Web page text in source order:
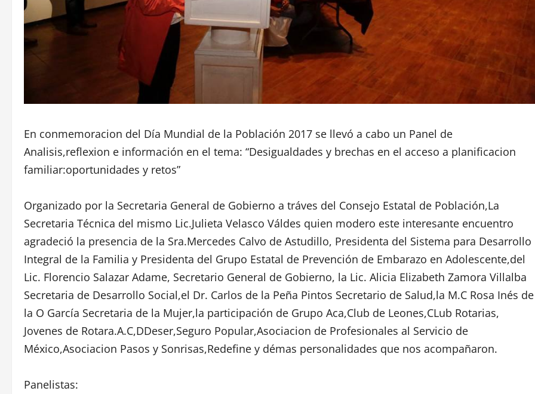
En conmemoracion del Día Mundial de la Población 2017 se llevó a cabo un Panel de
Analisis,reflexion e información en el tema: “Desigualdades y brechas en el acceso a planificacion
familiar:oportunidades y retos”
Organizado por la Secretaria General de Gobierno a tráves del Consejo Estatal de Población,La
Secretaria Técnica del mismo Lic.Julieta Velasco Váldes quien modero este interesante encuentro
agradeció la presencia de la Sra.Mercedes Calvo de Astudillo, Presidenta del Sistema para Desarrollo
Integral de la Familia y Presidenta del Grupo Estatal de Prevención de Embarazo en Adolescente,del
Lic. Florencio Salazar Adame, Secretario General de Gobierno, la Lic. Alicia Elizabeth Zamora Villalba
Secretaria de Desarrollo Social,el Dr. Carlos de la Peña Pintos Secretario de Salud,la M.C Rosa Inés de
la O García Secretaria de la Mujer,la participación de Grupo Aca,Club de Leones,CLub Rotarias,
Jovenes de Rotara.A.C,DDeser,Seguro Popular,Asociacion de Profesionales al Servicio de
México,Asociacion Pasos y Sonrisas,Redefine y démas personalidades que nos acompañaron.
Panelistas: